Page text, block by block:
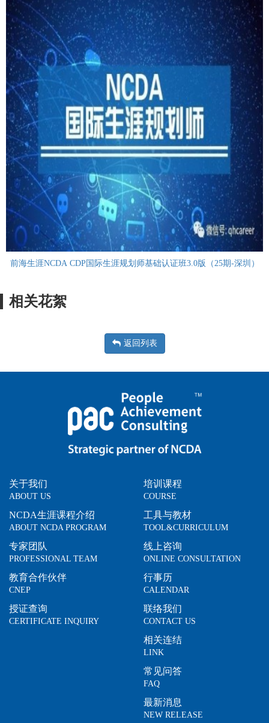
前海生涯NCDA CDP国际生涯规划师基础认证班3.0版（25期-深圳）
相关花絮
返回列表
关于我们
ABOUT US
NCDA生涯课程介绍
ABOUT NCDA PROGRAM
专家团队
PROFESSIONAL TEAM
教育合作伙伴
CNEP
授证查询
CERTIFICATE INQUIRY
培训课程
COURSE
工具与教材
TOOL&CURRICULUM
线上咨询
ONLINE CONSULTATION
行事历
CALENDAR
联络我们
CONTACT US
相关连结
LINK
常见问答
FAQ
最新消息
NEW RELEASE